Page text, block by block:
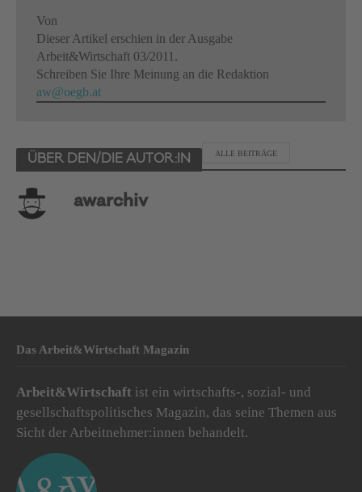
Von
Dieser Artikel erschien in der Ausgabe
Arbeit&Wirtschaft 03/2011.
Schreiben Sie Ihre Meinung an die Redaktion
aw@oegb.at
ÜBER DEN/DIE AUTOR:IN
ALLE BEITRÄGE
awarchiv
Das Arbeit&Wirtschaft Magazin
Arbeit&Wirtschaft ist ein wirtschafts-, sozial- und
gesellschaftspolitisches Magazin, das seine Themen aus
Sicht der Arbeitnehmer:innen behandelt.